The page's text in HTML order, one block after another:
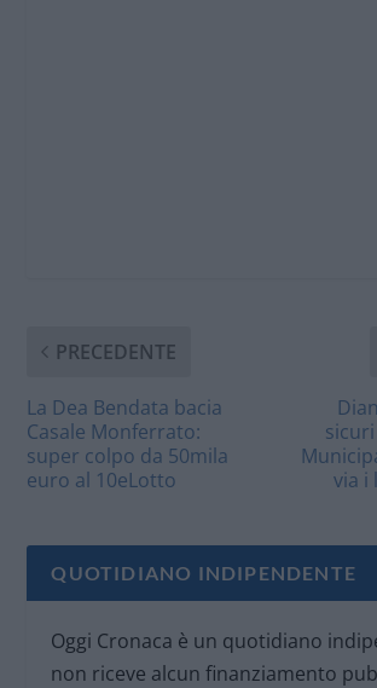
PRECEDENTE
La Dea Bendata bacia
Casale Monferrato:
super colpo da 50mila
euro al 10eLotto
via i
QUOTIDIANO INDIPENDENTE
Oggi Cronaca è un quotidiano
non riceve alcun finanziamento